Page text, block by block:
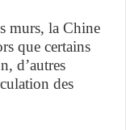
murs, la Chine
que certains
d’autres
des